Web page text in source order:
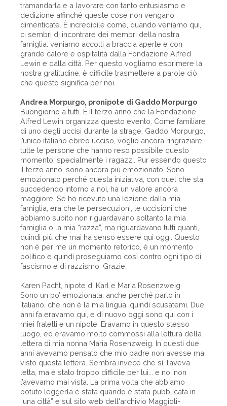
tramandarla e a lavorare con tanto entusiasmo e
dedizione affinché queste cose non vengano
dimenticate. È incredibile come, quando veniamo qui,
ci sembri di incontrare dei membri della nostra
famiglia: veniamo accolti a braccia aperte e con
grande calore e ospitalità dalla Fondazione Alfred
Lewin e dalla città. Per questo vogliamo esprimere la
nostra gratitudine; è difficile trasmettere a parole ciò
che questo significa per noi.
Andrea Morpurgo, pronipote di Gaddo Morpurgo
Buongiorno a tutti. È il terzo anno che la Fondazione
Alfred Lewin organizza questo evento. Come familiare
di uno degli uccisi durante la strage, Gaddo Morpurgo,
l’unico italiano ebreo ucciso, voglio ancora ringraziare
tutte le persone che hanno reso possibile questo
momento, specialmente i ragazzi. Pur essendo questo
il terzo anno, sono ancora più emozionato. Sono
emozionato perché questa iniziativa, con quel che sta
succedendo intorno a noi, ha un valore ancora
maggiore. Se ho ricevuto una lezione dalla mia
famiglia, era che le persecuzioni, le uccisioni che
abbiamo subìto non riguardavano soltanto la mia
famiglia o la mia “razza”, ma riguardavano tutti quanti,
quindi più che mai ha senso essere qui oggi. Questo
non è per me un momento retorico, è un momento
politico e quindi proseguiamo così contro ogni tipo di
fascismo e di razzismo. Grazie.
Karen Pacht, nipote di Karl e Maria Rosenzweig
Sono un po’ emozionata, anche perché parlo in
italiano, che non è la mia lingua, quindi scusatemi. Due
anni fa eravamo qui, e di nuovo oggi sono qui con i
miei fratelli e un nipote. Eravamo in questo stesso
luogo, ed eravamo molto commossi alla lettura della
lettera di mia nonna Maria Rosenzweig. In questi due
anni avevamo pensato che mio padre non avesse mai
visto questa lettera. Sembra invece che sì, l’aveva
letta, ma è stato troppo difficile per lui... e noi non
l’avevamo mai vista. La prima volta che abbiamo
potuto leggerla è stata quando è stata pubblicata in
“una città” e sul sito web dell'archivio Maggioli-